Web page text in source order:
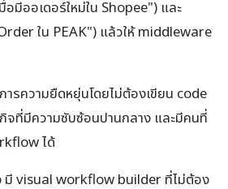
มีออเดอร์ใหม่ใน Shopee") และ
ใน PEAK") แล้วให้ middleware
รความยืดหยุ่นโดยไม่ต้องเขียน code
จที่มีความซับซ้อนปานกลาง และมีคนที่
ได้
มี visual workflow builder ที่ไม่ต้อง